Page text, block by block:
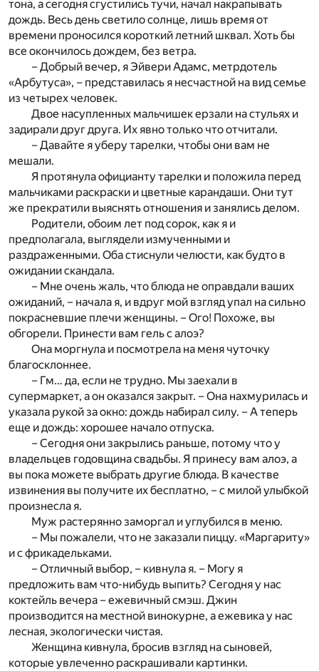
тона, а сегодня сгустились тучи, начал накрапывать
дождь. Весь день светило солнце, лишь время от
времени проносился короткий летний шквал. Хоть бы
все окончилось дождем, без ветра.
– Добрый вечер, я Эйвери Адамс, метрдотель
«Арбутуса», – представилась я несчастной на вид семье
из четырех человек.
Двое насупленных мальчишек ерзали на стульях и
задирали друг друга. Их явно только что отчитали.
– Давайте я уберу тарелки, чтобы они вам не
мешали.
Я протянула официанту тарелки и положила перед
мальчиками раскраски и цветные карандаши. Они тут
же прекратили выяснять отношения и занялись делом.
Родители, обоим лет под сорок, как я и
предполагала, выглядели измученными и
раздраженными. Оба стиснули челюсти, как будто в
ожидании скандала.
– Мне очень жаль, что блюда не оправдали ваших
ожиданий, – начала я, и вдруг мой взгляд упал на сильно
покрасневшие плечи женщины. – Ого! Похоже, вы
обгорели. Принести вам гель с алоэ?
Она моргнула и посмотрела на меня чуточку
благосклоннее.
– Гм… да, если не трудно. Мы заехали в
супермаркет, а он оказался закрыт. – Она нахмурилась и
указала рукой за окно: дождь набирал силу. – А теперь
еще и дождь: хорошее начало отпуска.
– Сегодня они закрылись раньше, потому что у
владельцев годовщина свадьбы. Я принесу вам алоэ, а
вы пока можете выбрать другие блюда. В качестве
извинения вы получите их бесплатно, – с милой улыбкой
произнесла я.
Муж растерянно заморгал и углубился в меню.
– Мы пожалели, что не заказали пиццу. «Маргариту»
и с фрикадельками.
– Отличный выбор, – кивнула я. – Могу я
предложить вам что-нибудь выпить? Сегодня у нас
коктейль вечера – ежевичный смэш. Джин
производится на местной винокурне, а ежевика у нас
лесная, экологически чистая.
Женщина кивнула, бросив взгляд на сыновей,
которые увлеченно раскрашивали картинки.